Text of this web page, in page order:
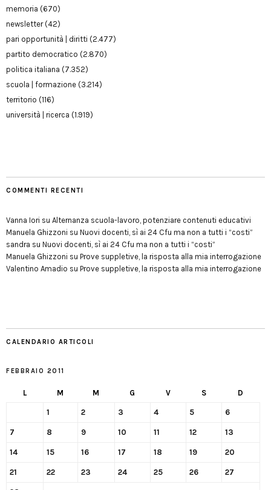
memoria (670)
newsletter(42)
pari opportunità | diritti (2.477)
partito democratico (2.870)
politica italiana (7.352)
scuola | formazione (3.214)
territorio (116)
università | ricerca (1.919)
COMMENTI RECENTI
Vanna Iori su Alternanza scuola-lavoro, potenziare contenuti educativi
Manuela Ghizzoni su Nuovi docenti, sì ai 24 Cfu ma non a tutti i “costi”
sandra su Nuovi docenti, sì ai 24 Cfu ma non a tutti i “costi”
Manuela Ghizzoni su Prove suppletive, la risposta alla mia interrogazione
Valentino Amadio su Prove suppletive, la risposta alla mia interrogazione
CALENDARIO ARTICOLI
FEBBRAIO 2011
L M M G V S D
1 2 3 4 5 6
7 8 9 10 11 12 13
14 15 16 17 18 19 20
21 22 23 24 25 26 27